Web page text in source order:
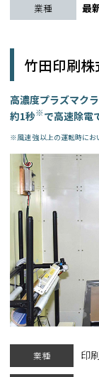
業種 最
竹田印刷
高濃度プラズマク
約1秒※で高速除電
※風速 強以上の運転時にお
業種 印刷